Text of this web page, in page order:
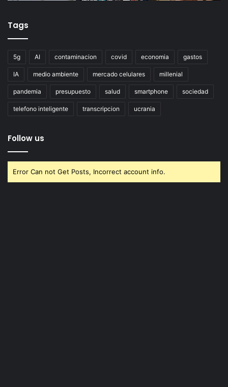
Tags
5g AI contaminacion covid economia gastos
IA medio ambiente mercado celulares millenial
pandemia presupuesto salud smartphone sociedad
telefono inteligente transcripcion ucrania
Follow us
Error Can not Get Posts, Incorrect account info.